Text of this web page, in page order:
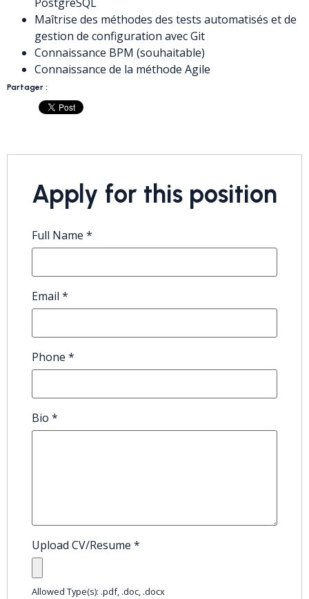
Maîtrise des méthodes des tests automatisés et de
gestion de configuration avec Git
Connaissance BPM (souhaitable)
Connaissance de la méthode Agile
Partager :
Apply for this position
Full Name *
Email *
Phone *
Bio *
Upload CV/Resume *
Allowed Type(s): .pdf, .doc, .docx